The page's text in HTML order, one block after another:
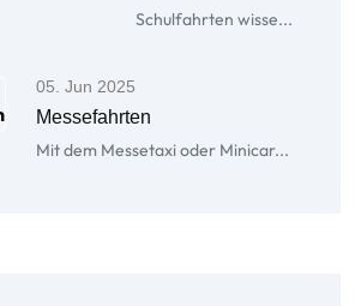
Schulfahrten wisse...
05. Jun 2025
Messefahrten
Mit dem Messetaxi oder Minicar...